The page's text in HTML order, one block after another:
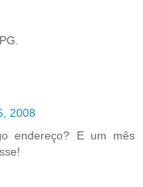
2008
endereço? E um mês